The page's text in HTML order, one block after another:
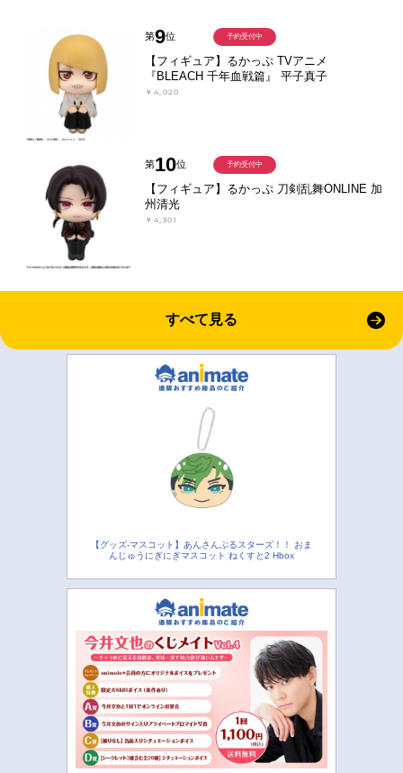
第9位
【フィギュア】るかっぷ TVアニメ
『BLEACH 千年血戦篇』 平子真子
￥4,020
予約受付中
第10位
【フィギュア】るかっぷ 刀剣乱舞ONLINE 加
州清光
￥4,301
予約受付中
すべて見る
【グッズ-マスコット】あんさんぶるスターズ！！ おま
んじゅうにぎにぎマスコット ねくすと2 Hbox